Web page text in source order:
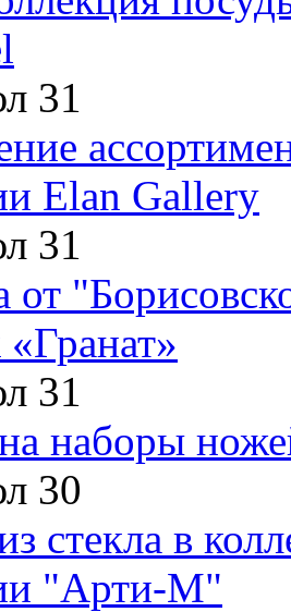
31
Elan Gallery
31
от
31
наборы
30
стекла в
"Арти-М"